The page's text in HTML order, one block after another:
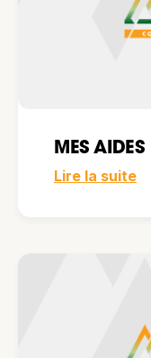
MES AIDES
Lire la suite